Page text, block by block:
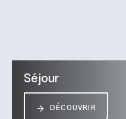
Séjour
DÉCOUVRIR